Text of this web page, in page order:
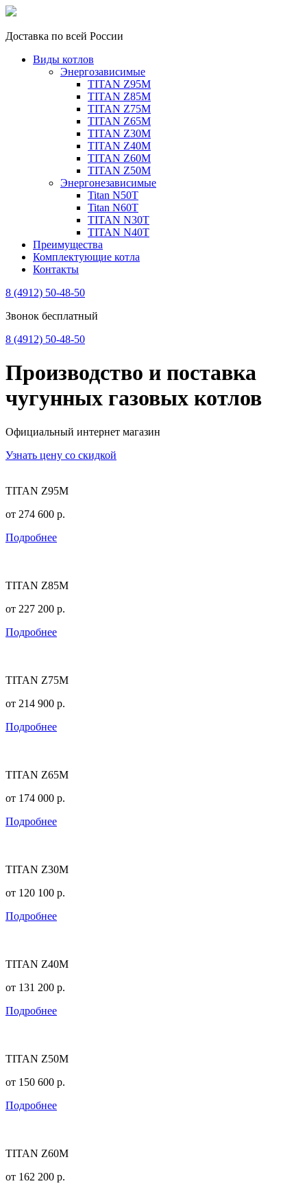
Доставка по всей России
Виды котлов
Энергозависимые
TITAN Z95M
TITAN Z85M
TITAN Z75M
TITAN Z65M
TITAN Z30M
TITAN Z40M
TITAN Z60M
TITAN Z50M
Энергонезависимые
Titan N50T
Titan N60T
TITAN N30T
TITAN N40T
Преимущества
Комплектующие котла
Контакты
8 (4912) 50-48-50
Звонок бесплатный
8 (4912) 50-48-50
Производство и поставка
чугунных газовых котлов
Официальный интернет магазин
Узнать цену со скидкой
TITAN Z95M
от 274 600 р.
Подробнее
TITAN Z85M
от 227 200 р.
Подробнее
TITAN Z75M
от 214 900 р.
Подробнее
TITAN Z65M
от 174 000 р.
Подробнее
TITAN Z30M
от 120 100 р.
Подробнее
TITAN Z40M
от 131 200 р.
Подробнее
TITAN Z50M
от 150 600 р.
Подробнее
TITAN Z60M
от 162 200 р.